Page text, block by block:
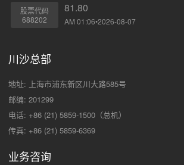
股票代码
688202
81.80
AM 01:06•2026-08-07
川沙总部
地址: 上海市浦东新区川大路585号
邮编: 201299
电话: +86 (21) 5859-1500（总机）
传真: +86 (21) 5859-6369
业务咨询